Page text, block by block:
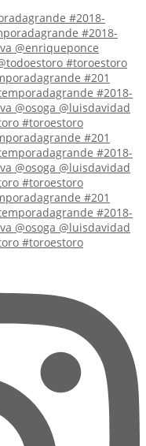
#2018-
#201
#201
#201